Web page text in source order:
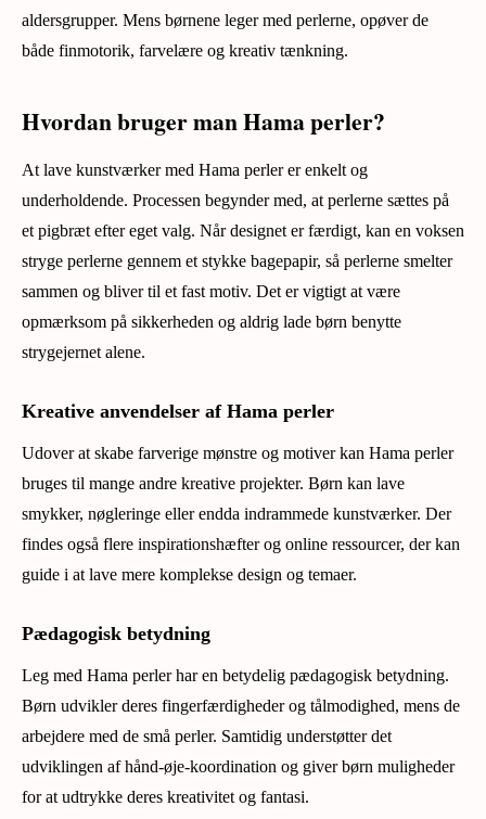
aldersgrupper. Mens børnene leger med perlerne, opøver de
både finmotorik, farvelære og kreativ tænkning.
Hvordan bruger man Hama perler?
At lave kunstværker med Hama perler er enkelt og
underholdende. Processen begynder med, at perlerne sættes på
et pigbræt efter eget valg. Når designet er færdigt, kan en voksen
stryge perlerne gennem et stykke bagepapir, så perlerne smelter
sammen og bliver til et fast motiv. Det er vigtigt at være
opmærksom på sikkerheden og aldrig lade børn benytte
strygejernet alene.
Kreative anvendelser af Hama perler
Udover at skabe farverige mønstre og motiver kan Hama perler
bruges til mange andre kreative projekter. Børn kan lave
smykker, nøgleringe eller endda indrammede kunstværker. Der
findes også flere inspirationshæfter og online ressourcer, der kan
guide i at lave mere komplekse design og temaer.
Pædagogisk betydning
Leg med Hama perler har en betydelig pædagogisk betydning.
Børn udvikler deres fingerfærdigheder og tålmodighed, mens de
arbejdere med de små perler. Samtidig understøtter det
udviklingen af hånd-øje-koordination og giver børn muligheder
for at udtrykke deres kreativitet og fantasi.